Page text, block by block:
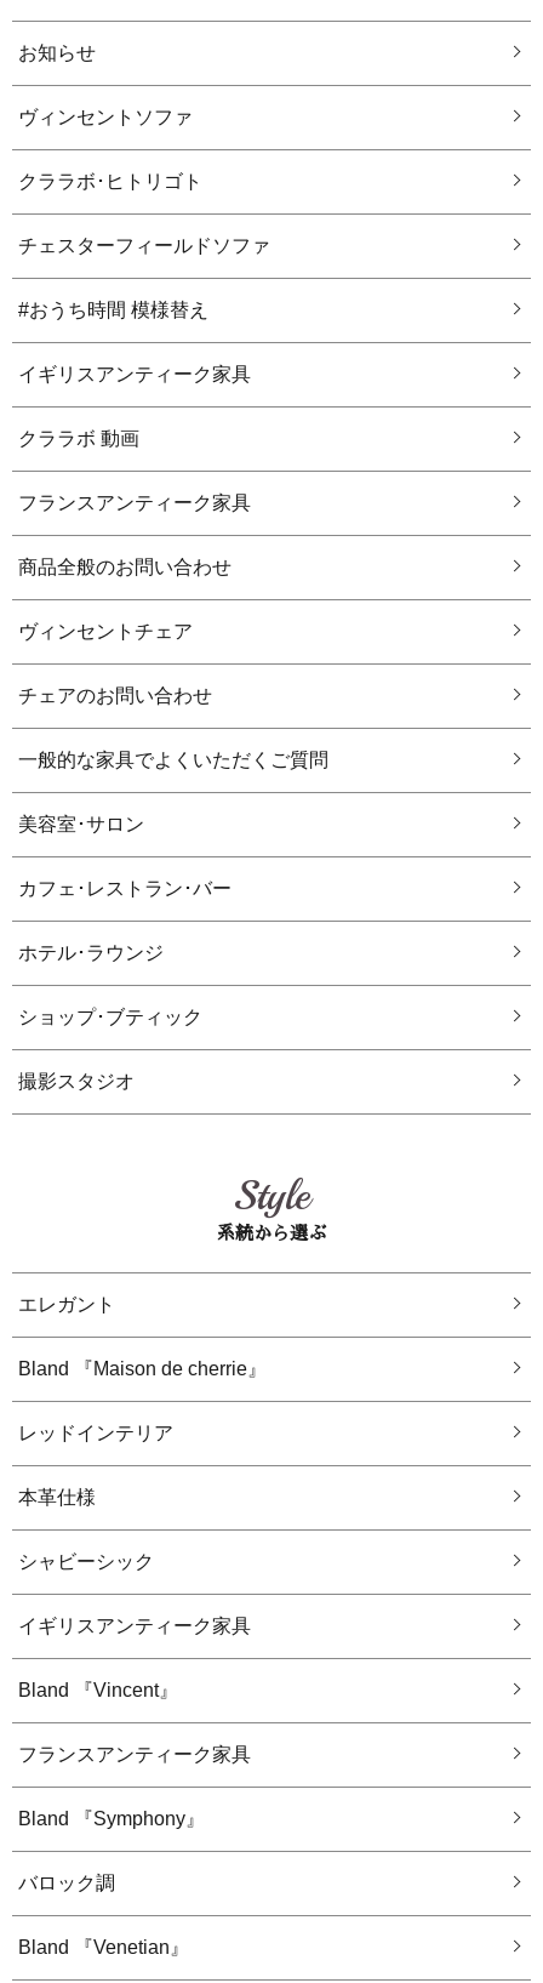
お知らせ
ヴィンセントソファ
クララボ･ヒトリゴト
チェスターフィールドソファ
#おうち時間 模様替え
イギリスアンティーク家具
クララボ 動画
フランスアンティーク家具
商品全般のお問い合わせ
ヴィンセントチェア
チェアのお問い合わせ
一般的な家具でよくいただくご質問
美容室･サロン
カフェ･レストラン･バー
ホテル･ラウンジ
ショップ･ブティック
撮影スタジオ
Style
系統から選ぶ
エレガント
Bland 『Maison de cherrie』
レッドインテリア
本革仕様
シャビーシック
イギリスアンティーク家具
Bland 『Vincent』
フランスアンティーク家具
Bland 『Symphony』
バロック調
Bland 『Venetian』